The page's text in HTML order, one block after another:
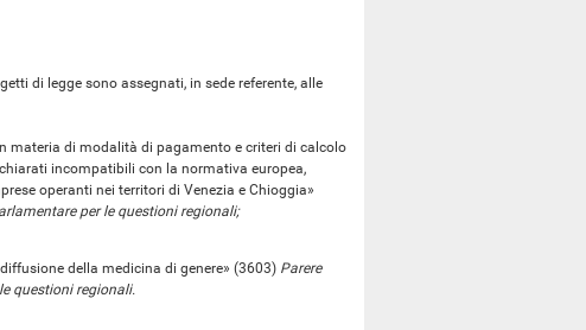
di legge sono assegnati, in sede referente, alle
materia di modalità di pagamento e criteri di calcolo
incompatibili con la normativa europea,
operanti nei territori di Venezia e Chioggia»
per le questioni regionali;
della medicina di genere» (3603) Parere
questioni regionali.